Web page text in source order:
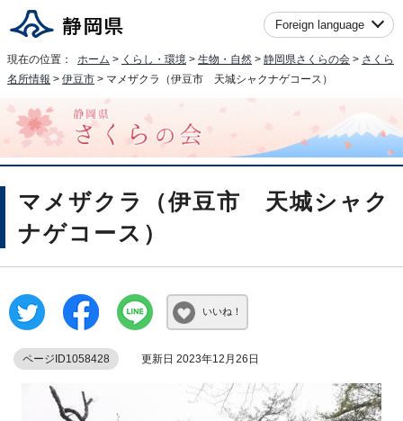
Foreign language
現在の位置： ホーム > くらし・環境 > 生物・自然 > 静岡県さくらの会 > さくら
名所情報 > 伊豆市 > マメザクラ（伊豆市 天城シャクナゲコース）
マメザクラ（伊豆市 天城シャク
ナゲコース）
いいね！
ページID1058428 更新日 2023年12月26日